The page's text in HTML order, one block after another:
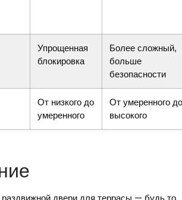
Упрощенная
блокировка
Более сложный,
больше
безопасности
От низкого до
умеренного
От умеренного до
высокого